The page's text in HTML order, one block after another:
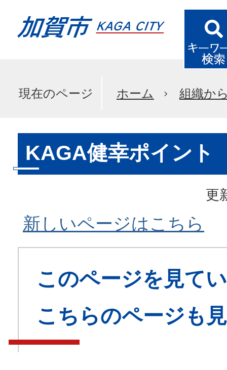
現在のページ ホーム 組織か
KAGA健幸ポイント
更
新しいページはこちら
このページを見て
こちらのページも